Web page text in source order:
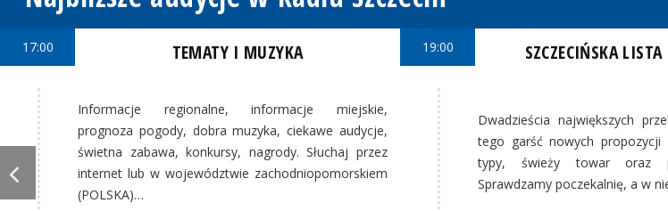
17:00 TEMATY I MUZYKA
Informacje regionalne, informacje miejskie,
prognoza pogody, dobra muzyka, ciekawe audycje,
świetna zabawa, konkursy, nagrody. Słuchaj przez
internet lub w województwie zachodniopomorskiem
(POLSKA)…
19:00 SZCZECIŃSKA LISTA
Dwadzieścia największych
tego garść nowych
typy, świeży towar oraz
Sprawdzamy poczekalnię, a w